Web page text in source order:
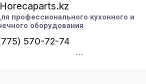
Horecaparts.kz
профессионального кухонного и
оборудования
570-72-74